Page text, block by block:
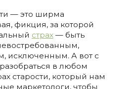
— это ширма
фикция, за которой
страх— быть
исключенным. А вот с
в любом
старости, который нам
маркетологи, чтобы